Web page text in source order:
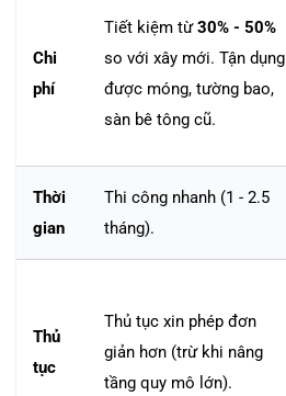
Chi
phí
Tiết kiệm từ30% - 50%
so với xây mới. Tận dụng
được móng, tường bao,
sàn bê tông cũ.
Thời
gian
Thi công nhanh (1 - 2.5
tháng).
Thủ
tục
Thủ tục xin phép đơn
giản hơn (trừ khi nâng
tầng quy mô lớn).